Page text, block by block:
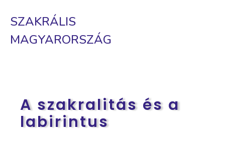
SZAKRÁLIS
MAGYARORSZÁG
A szakralitás és a
labirintus